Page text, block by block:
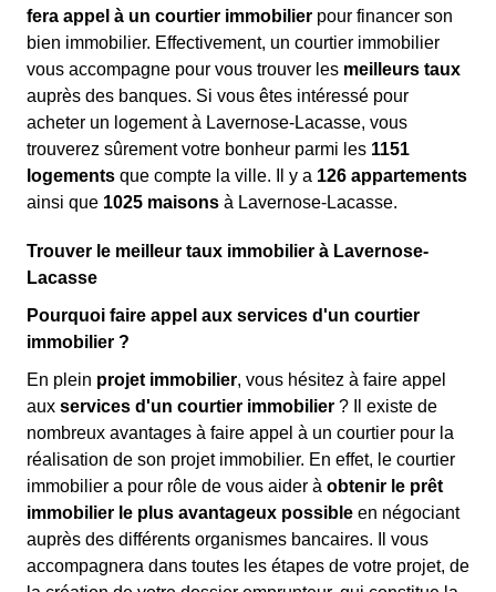
fera appel à un courtier immobilier pour financer son
bien immobilier. Effectivement, un courtier immobilier
vous accompagne pour vous trouver les meilleurs taux
auprès des banques. Si vous êtes intéressé pour
acheter un logement à Lavernose-Lacasse, vous
trouverez sûrement votre bonheur parmi les 1151
logements que compte la ville. Il y a 126 appartements
ainsi que 1025 maisons à Lavernose-Lacasse.
Trouver le meilleur taux immobilier à Lavernose-
Lacasse
Pourquoi faire appel aux services d'un courtier
immobilier ?
En plein projet immobilier, vous hésitez à faire appel
aux services d'un courtier immobilier ? Il existe de
nombreux avantages à faire appel à un courtier pour la
réalisation de son projet immobilier. En effet, le courtier
immobilier a pour rôle de vous aider à obtenir le prêt
immobilier le plus avantageux possible en négociant
auprès des différents organismes bancaires. Il vous
accompagnera dans toutes les étapes de votre projet, de